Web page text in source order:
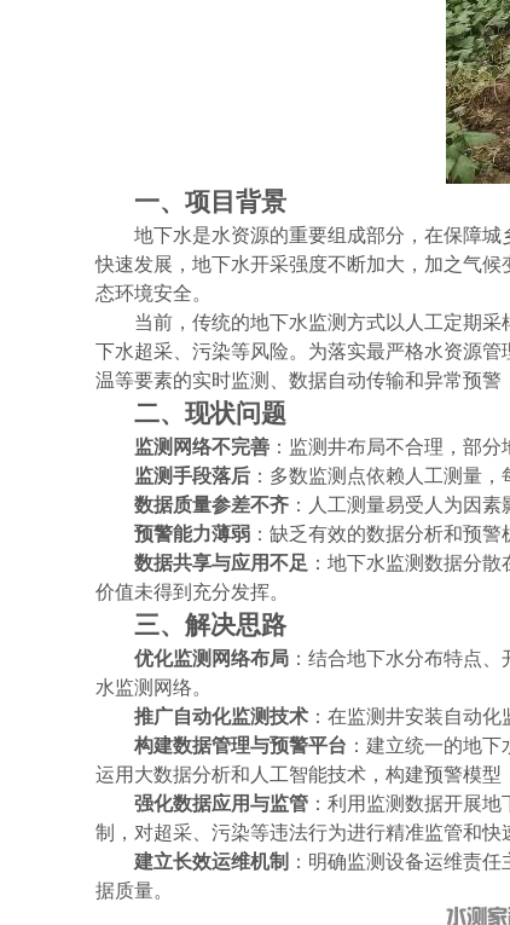
一、项目背景
地下水是水资源的重要组成部分，在保障
快速发展，地下水开采强度不断加大，加之气
态环境安全。
当前，传统的地下水监测方式以人工定期
下水超采、污染等风险。为落实最严格水资源
温等要素的实时监测、数据自动传输和异常预
二、现状问题
监测网络不完善 ：监测井布局不合理，部
监测手段落后 ：多数监测点依赖人工测量
数据质量参差不齐 ：人工测量易受人为因
预警能力薄弱 ：缺乏有效的数据分析和预
数据共享与应用不足 ：地下水监测数据分
价值未得到充分发挥。
三、解决思路
优化监测网络布局 ：结合地下水分布特点
水监测网络。
推广自动化监测技术 ：在监测井安装自动
构建数据管理与预警平台 ：建立统一的地
运用大数据分析和人工智能技术，构建预警模
强化数据应用与监管 ：利用监测数据开展
制，对超采、污染等违法行为进行精准监管和快
建立长效运维机制 ：明确监测设备运维责
据质量。